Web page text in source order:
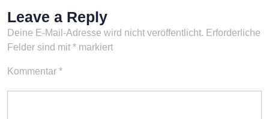
Leave a Reply
Deine E-Mail-Adresse wird nicht veröffentlicht. Erforderliche
Felder sind mit * markiert
Kommentar *